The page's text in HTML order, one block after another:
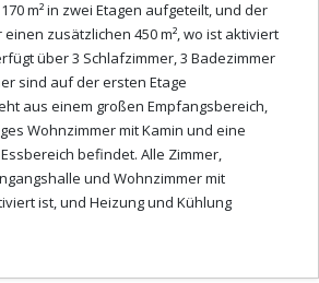
m² in zwei Etagen aufgeteilt, und der
zusätzlichen 450 m², wo ist aktiviert
über 3 Schlafzimmer, 3 Badezimmer
sind auf der ersten Etage
aus einem großen Empfangsbereich,
Wohnzimmer mit Kamin und eine
befindet. Alle Zimmer,
und Wohnzimmer mit
ist, und Heizung und Kühlung